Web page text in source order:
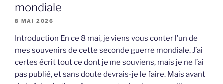
mondiale
8 MAI 2026
Introduction En ce 8 mai, je viens vous conter l’un de
mes souvenirs de cette seconde guerre mondiale. J’ai
certes écrit tout ce dont je me souviens, mais je ne l’ai
pas publié, et sans doute devrais-je le faire. Mais avant